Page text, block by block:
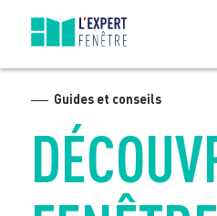
content
Guides et conseils